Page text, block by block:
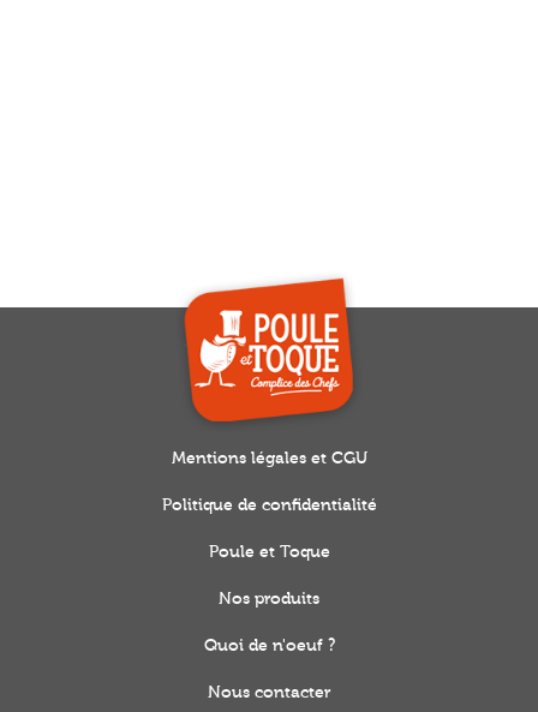
Mentions légales et CGU
Politique de confidentialité
Poule et Toque
Nos produits
Quoi de n'oeuf ?
Nous contacter